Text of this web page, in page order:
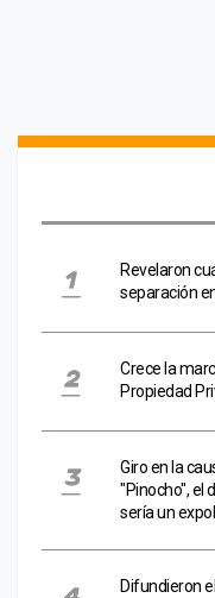
Revelaron
separación
Crece la
Propiedad
Giro en la
"Pinocho", el
sería un
Difundieron